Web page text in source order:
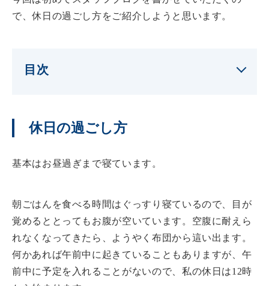
で、休日の過ごし方をご紹介しようと思います。
目次
休日の過ごし方
基本はお昼過ぎまで寝ています。
朝ごはんを食べる時間はぐっすり寝ているので、目が
覚めるととってもお腹が空いています。空腹に耐えら
れなくなってきたら、ようやく布団から這い出ます。
何かあれば午前中に起きていることもありますが、午
前中に予定を入れることがないので、私の休日は12時